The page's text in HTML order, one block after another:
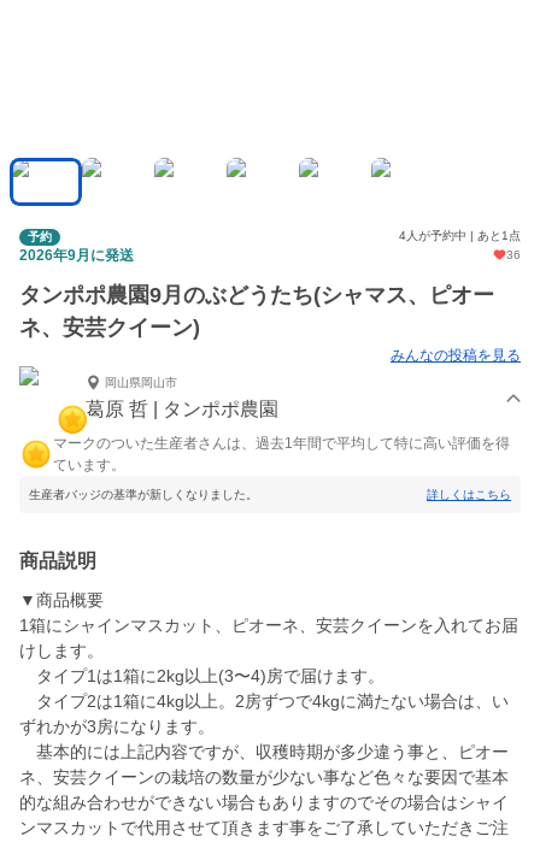
予約 4人が予約中 | あと1点
2026年9月に発送 36
タンポポ農園9月のぶどうたち(シャマス、ピオー
ネ、安芸クイーン)
みんなの投稿を見る
岡山県岡山市
葛原 哲 | タンポポ農園
マークのついた生産者さんは、過去1年間で平均して特に高い評価を得
ています。
生産者バッジの基準が新しくなりました。 詳しくはこちら
商品説明
▼商品概要
1箱にシャインマスカット、ピオーネ、安芸クイーンを入れてお届
けします。
タイプ1は1箱に2kg以上(3〜4)房で届けます。
タイプ2は1箱に4kg以上。2房ずつで4kgに満たない場合は、い
ずれかが3房になります。
基本的には上記内容ですが、収穫時期が多少違う事と、ピオー
ネ、安芸クイーンの栽培の数量が少ない事など色々な要因で基本
的な組み合わせができない場合もありますのでその場合はシャイ
ンマスカットで代用させて頂きます事をご了承していただきご注